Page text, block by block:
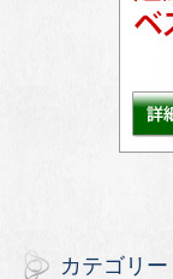
カテゴリー